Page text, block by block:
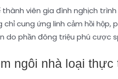
viên gia đình nghịch
cung ứng linh cảm hồi
do phần đông triệu phú cược
ngôi nhà loại